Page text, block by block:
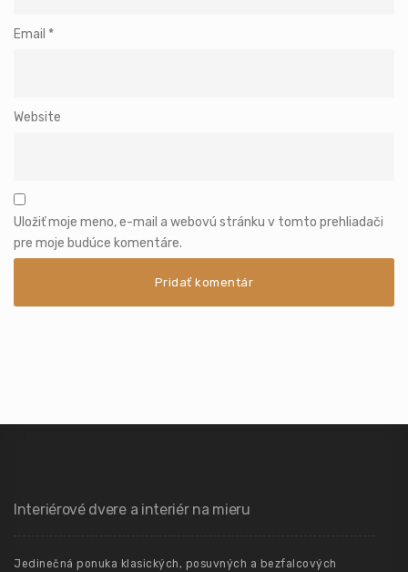
Email *
Website
Uložiť moje meno, e-mail a webovú stránku v tomto prehliadači
pre moje budúce komentáre.
Interiérové dvere a interiér na mieru
Jedinečná ponuka klasických, posuvných a bezfalcových